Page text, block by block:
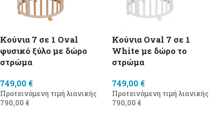
Κούνια 7 σε 1 Oval
φυσικό ξύλο με δώρο
στρώμα
749,00 €
Προτεινόμενη τιμή λιανικής
790,00 €
Κούνια Oval 7 σε 1
White με δώρο το
στρώμα
749,00 €
Προτεινόμενη τιμή λιανικής
790,00 €